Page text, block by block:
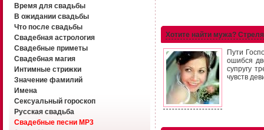
Время для свадьбы
В ожидании свадьбы
Что после свадьбы
Свадебная астрология
Свадебные приметы
Свадебная магия
Интимные стрижки
Значение фамилий
Имена
Сексуальный гороскоп
Русская свадьба
Свадебные песни MP3
Хотите найти мужа?
Пути
ошибся
супругу
чувств